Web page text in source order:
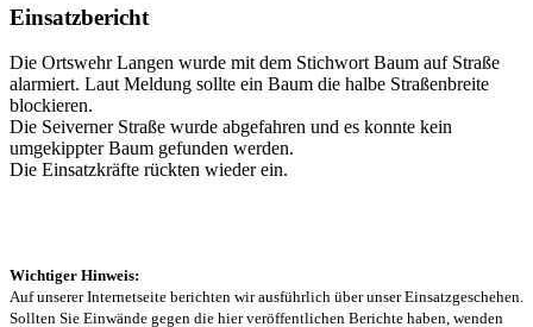
Einsatzbericht
Die Ortswehr Langen wurde mit dem Stichwort Baum auf Straße
alarmiert. Laut Meldung sollte ein Baum die halbe Straßenbreite
blockieren.
Die Seiverner Straße wurde abgefahren und es konnte kein
umgekippter Baum gefunden werden.
Die Einsatzkräfte rückten wieder ein.
Wichtiger Hinweis:
Auf unserer Internetseite berichten wir ausführlich über unser Einsatzgeschehen.
Sollten Sie Einwände gegen die hier veröffentlichen Berichte haben, wenden